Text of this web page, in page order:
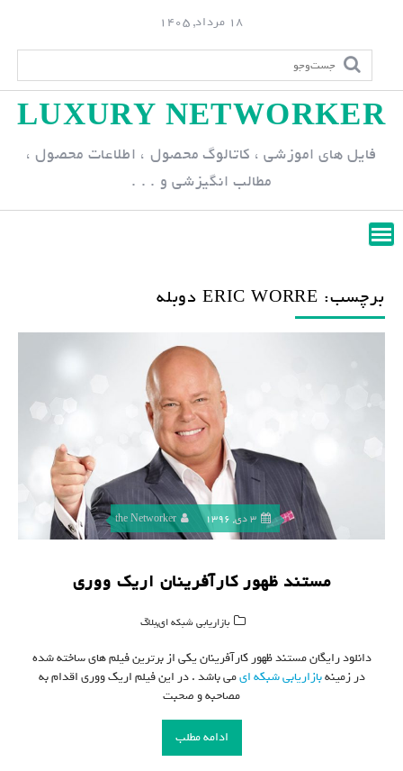
p
n
18 مرداد, 1405
LUXURY NETWORKER
فایل های اموزشی ، کاتالوگ محصول ، اطلاعات محصول ،
مطالب انگیزشی و . . .
برچسب: ERIC WORRE دوبله
3 دی, 1396 the Networker
مستند ظهور کارآفرینان اریک ووری
بازاریابی شبکه ای,بلاگ
دانلود رایگان مستند ظهور کارآفرینان یکی از برترین فیلم های ساخته شده
در زمینهبازاریابی شبکه ایمی باشد . در این فیلم اریک ووری اقدام به
مصاحبه و صحبت
ادامه مطلب